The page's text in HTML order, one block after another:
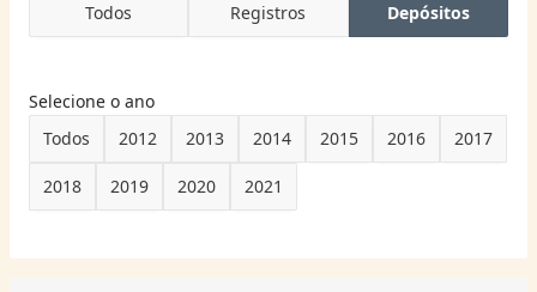
Todos
Registros Depósitos
Selecione o ano
Todos
2012 2013 2014 2015 2016 2017
2018 2019 2020 2021